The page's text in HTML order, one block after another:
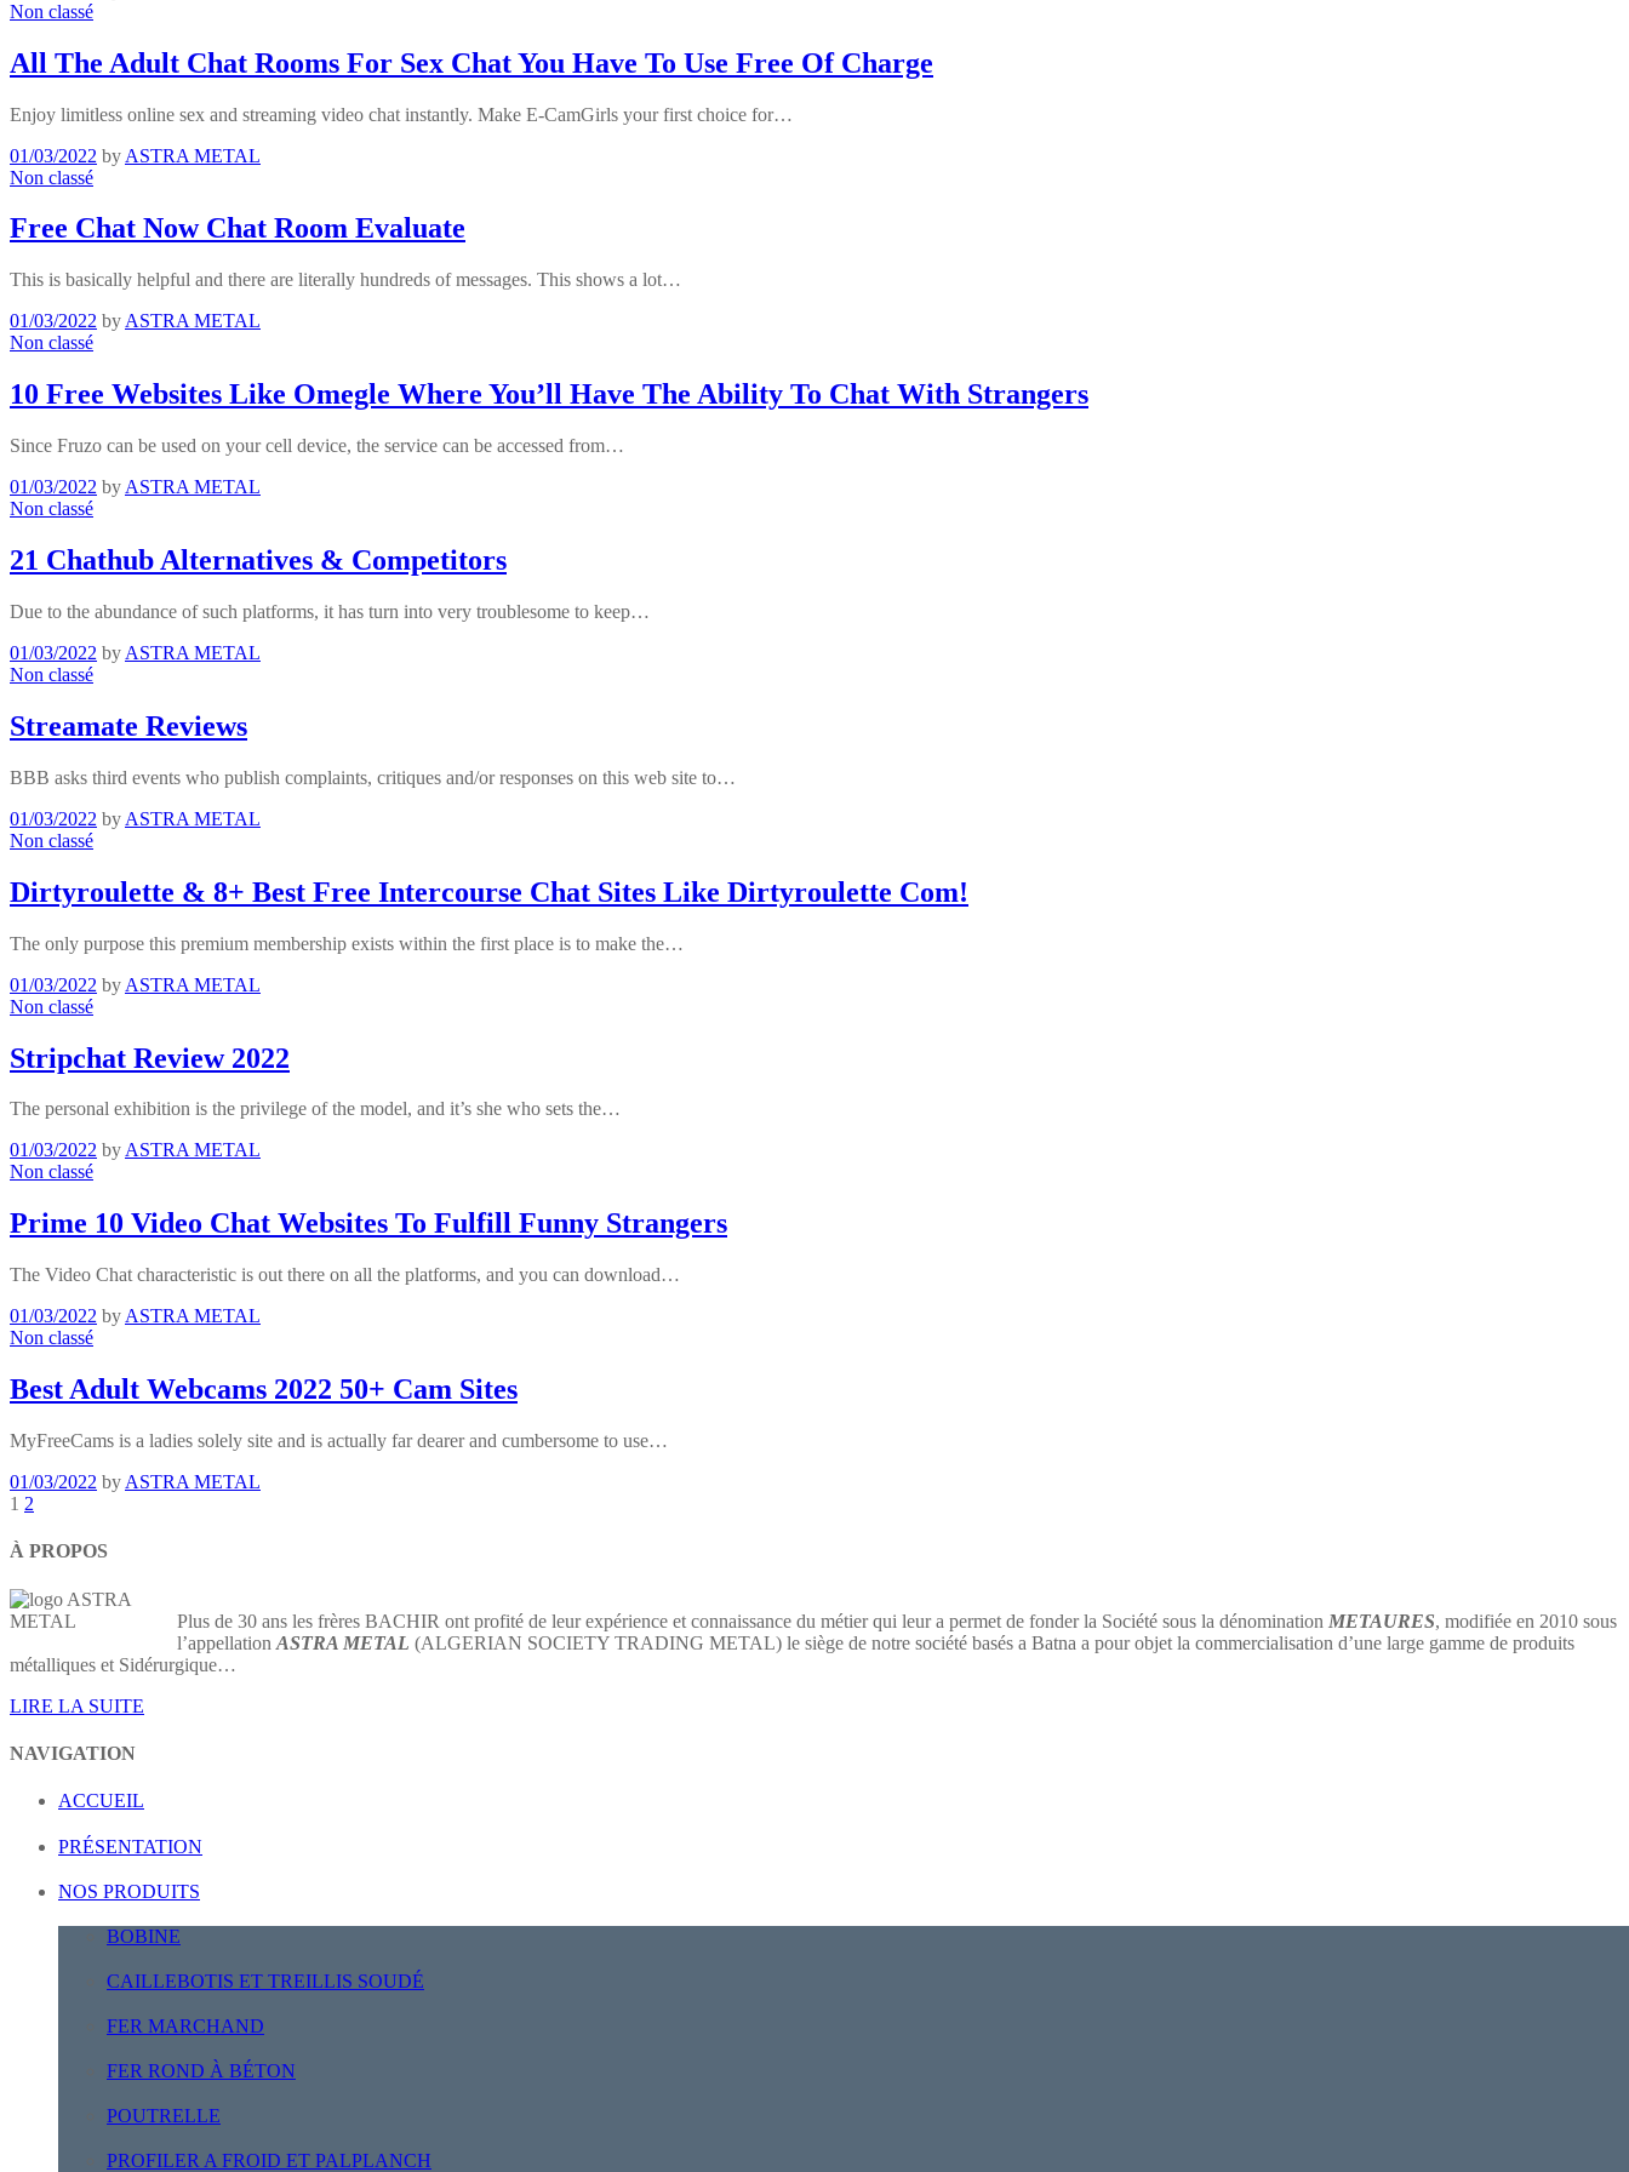
Non classé
All The Adult Chat Rooms For Sex Chat You Have To Use Free Of Charge
Enjoy limitless online sex and streaming video chat instantly. Make E-CamGirls your first choice for…
01/03/2022 by ASTRA METAL
Non classé
Free Chat Now Chat Room Evaluate
This is basically helpful and there are literally hundreds of messages. This shows a lot…
01/03/2022 by ASTRA METAL
Non classé
10 Free Websites Like Omegle Where You’ll Have The Ability To Chat With Strangers
Since Fruzo can be used on your cell device, the service can be accessed from…
01/03/2022 by ASTRA METAL
Non classé
21 Chathub Alternatives & Competitors
Due to the abundance of such platforms, it has turn into very troublesome to keep…
01/03/2022 by ASTRA METAL
Non classé
Streamate Reviews
BBB asks third events who publish complaints, critiques and/or responses on this web site to…
01/03/2022 by ASTRA METAL
Non classé
Dirtyroulette & 8+ Best Free Intercourse Chat Sites Like Dirtyroulette Com!
The only purpose this premium membership exists within the first place is to make the…
01/03/2022 by ASTRA METAL
Non classé
Stripchat Review 2022
The personal exhibition is the privilege of the model, and it’s she who sets the…
01/03/2022 byASTRA METAL
Non classé
Prime 10 Video Chat Websites To Fulfill Funny Strangers
The Video Chat characteristic is out there on all the platforms, and you can download…
01/03/2022 by ASTRA METAL
Non classé
Best Adult Webcams 2022 50+ Cam Sites
MyFreeCams is a ladies solely site and is actually far dearer and cumbersome to use…
01/03/2022 by ASTRA METAL
1 2
À PROPOS
Plus de 30 ans les frères BACHIR ont profité de leur expérience et connaissance du métier qui leur a permet de fonder la Société sous la dénomination METAURES, modifiée en 2010 sous
l’appellation ASTRA METAL (ALGERIAN SOCIETY TRADING METAL) le siège de notre société basés a Batna a pour objet la commercialisation d’une large gamme de produits
métalliques et Sidérurgique…
LIRE LA SUITE
NAVIGATION
ACCUEIL
PRÉSENTATION
NOS PRODUITS
BOBINE
CAILLEBOTIS ET TREILLIS SOUDÉ
FER MARCHAND
FER ROND À BÉTON
POUTRELLE
PROFILER A FROID ET PALPLANCH